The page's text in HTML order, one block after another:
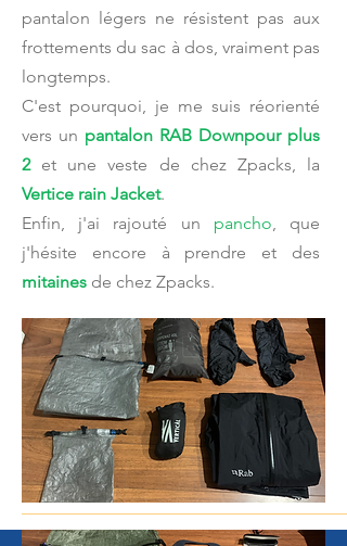
pantalon légers ne résistent pas aux
frottements du sac à dos, vraiment pas
longtemps.
C'est pourquoi, je me suis réorienté
vers un pantalon RAB Downpour plus
2 et une veste de chez Zpacks, la
Vertice rain Jacket.
Enfin, j'ai rajouté un pancho, que
j'hésite encore à prendre et des
mitaines de chez Zpacks.